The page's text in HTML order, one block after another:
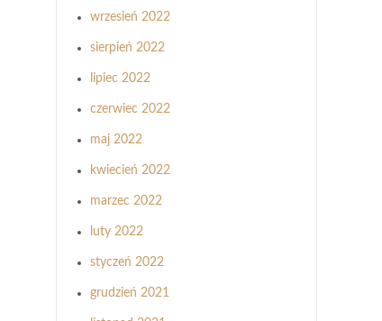
wrzesień 2022
sierpień 2022
lipiec 2022
czerwiec 2022
maj 2022
kwiecień 2022
marzec 2022
luty 2022
styczeń 2022
grudzień 2021